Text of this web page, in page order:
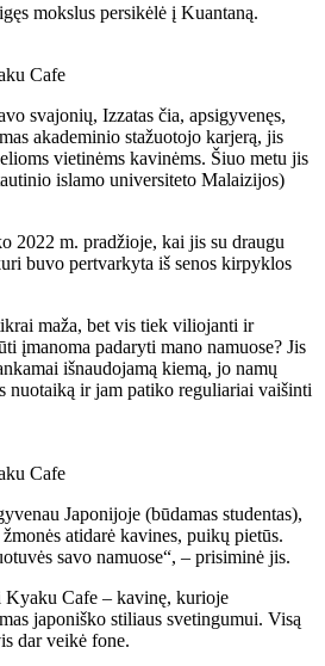
mokslus persikėlė į Kuantaną.
Cafe
svajonių, Izzatas čia, apsigyvenęs,
akademinio stažuotojo karjerą, jis
vietinėms kavinėms. Šiuo metu jis
islamo universiteto Malaizijos)
2022 m. pradžioje, kai jis su draugu
buvo pertvarkyta iš senos kirpyklos
maža, bet vis tiek viliojanti ir
įmanoma padaryti mano namuose? Jis
išnaudojamą kiemą, jo namų
nuotaiką ir jam patiko reguliariai vaišinti
Cafe
Japonijoje (būdamas studentas),
atidarė kavines, puikų pietūs.
savo namuose“, – prisiminė jis.
Cafe – kavinę, kurioje
japoniško stiliaus svetingumui. Visą
dar veikė fone.